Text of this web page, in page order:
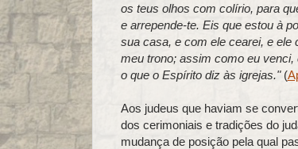
os teus olhos com colírio, para
e arrepende-te. Eis que estou à
sua casa, e com ele cearei, e ele
meu trono; assim como eu
o que o Espírito diz às igrejas." (
Aos judeus que haviam se
dos cerimoniais e tradições do
mudança de posição pela qual